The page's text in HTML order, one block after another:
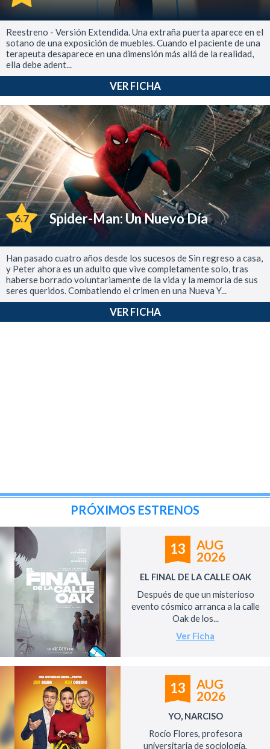
Reestreno - Versión Extendida. Una extraña puerta aparece en el
sotano de una exposición de muebles. Cuando el paciente de una
terapeuta desaparece en una dimensión más allá de la realidad,
ella debe adent...
VER FICHA
6.7 Spider-Man: Un Nuevo Día
Han pasado cuatro años desde los sucesos de Sin regreso a casa,
y Peter ahora es un adulto que vive completamente solo, tras
haberse borrado voluntariamente de la vida y la memoria de sus
seres queridos. Combatiendo el crimen en una Nueva Y...
VER FICHA
PRÓXIMOS ESTRENOS
13
AUG
2026
EL FINAL DE LA CALLE OAK
Después de que un misterioso
evento cósmico arranca a la calle
Oak de los...
Ver Ficha
13
AUG
2026
YO, NARCISO
Rocío Flores, profesora
universitaria de sociología,